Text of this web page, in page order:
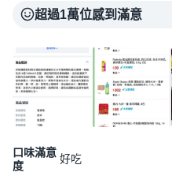
超過1萬位感到滿意
口味滿意
度
好吃